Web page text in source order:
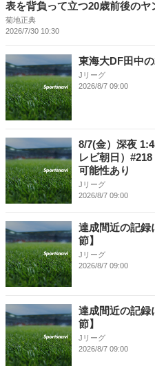
表を背負って立つ20歳前後のヤ
菊地正典
2026/7/30 10:30
東海大DF田中
Jリーグ
2026/8/7 09:00
8/7(金）深夜
レビ朝日）
可能性あり
Jリーグ
2026/8/7 09:00
達成間近の記録
節】
Jリーグ
2026/8/7 09:00
達成間近の記録
節】
Jリーグ
2026/8/7 09:00